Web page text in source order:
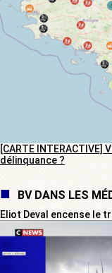
[CARTE
délinquance ?
BV DANS LES
Eliot Deval encense le